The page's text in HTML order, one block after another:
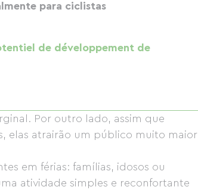
para ciclistas
de développement de
Por outro lado, assim que
elas atrairão um público muito maior
em férias: famílias, idosos ou
atividade simples e reconfortante